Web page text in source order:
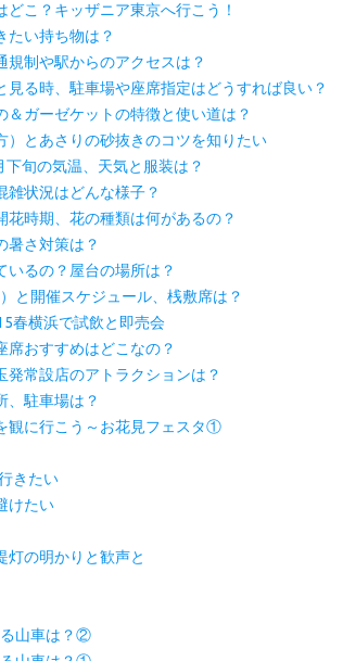
こ？キッザニア東京へ行こう！
たい持ち物は？
規制や駅からのアクセスは？
る時、駐車場や座席指定はどうすれば良い？
ガーゼケットの特徴と使い道は？
とあさりの砂抜きのコツを知りたい
旬の気温、天気と服装は？
雑状況はどんな様子？
時期、花の種類は何があるの？
暑さ対策は？
いるの？屋台の場所は？
と開催スケジュール、桟敷席は？
春横浜で試飲と即売会
席おすすめはどこなの？
発常設店のアトラクションは？
、駐車場は？
観に行こう～お花見フェスタ①
きたい
けたい
灯の明かりと歓声と
る山車は？②